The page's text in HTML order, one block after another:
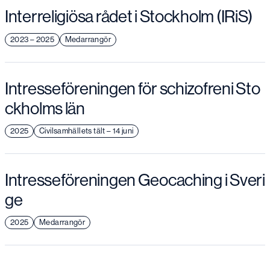
Interreligiösa rådet i Stockholm (IRiS)
2023 – 2025 Medarrangör
Intresseföreningen för schizofreni Sto
ckholms län
2025 Civilsamhällets tält – 14 juni
Intresseföreningen Geocaching i Sveri
ge
2025 Medarrangör